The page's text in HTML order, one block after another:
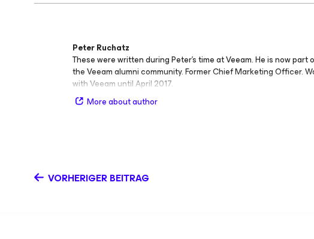
Peter Ruchatz
These were written during Peter's time at Veeam. He is now part
the Veeam alumni community. Former Chief Marketing Officer.
with Veeam until April 2017.
More about author
VORHERIGER BEITRAG